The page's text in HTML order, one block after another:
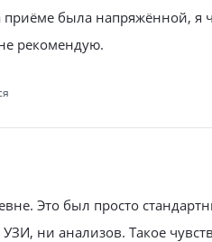
была напряжённой, я
рекомендую.
Это был просто
ни анализов. Такое